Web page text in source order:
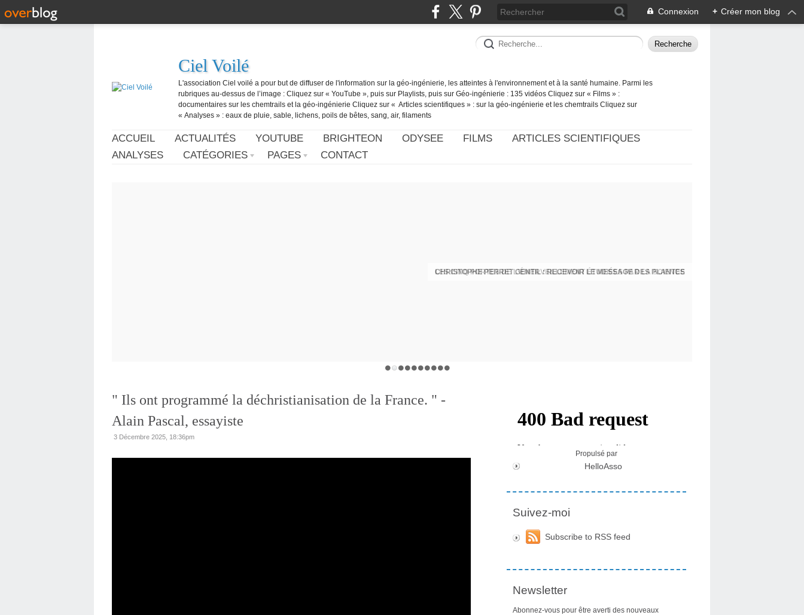
Connexion + Créer mon blog
Ciel Voilé
L'association Ciel voilé a pour but de diffuser de l'information sur la géo-ingénierie, les atteintes à l'environnement et à la santé humaine. Parmi les
rubriques au-dessus de l’image : Cliquez sur « YouTube », puis sur Playlists, puis sur Géo-ingénierie : 135 vidéos Cliquez sur « Films » :
documentaires sur les chemtrails et la géo-ingénierie Cliquez sur « Articles scientifiques » : sur la géo-ingénierie et les chemtrails Cliquez sur
« Analyses » : eaux de pluie, sable, lichens, poils de bêtes, sang, air, filaments
ACCUEIL ACTUALITÉS YOUTUBE BRIGHTEON ODYSEE FILMS
ARTICLES SCIENTIFIQUES
ANALYSES
CATÉGORIES PAGES CONTACT
CHRISTOPHE PERRET GENTIL : RECEVOIR LE MESSAGE DES PLANTES
" Ils ont programmé la déchristianisation de la France. " -
Alain Pascal, essayiste
3 Décembre 2025, 18:36pm
Propulsé par
HelloAsso
Suivez-moi
Subscribe to RSS feed
Newsletter
Abonnez-vous pour être averti des nouveaux